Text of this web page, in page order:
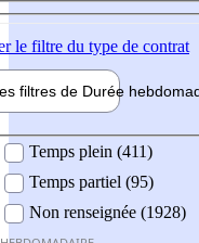
le filtre du type de contrat
filtres de Durée hebdo
Temps plein (411)
Temps partiel (95)
Non renseignée (1928)